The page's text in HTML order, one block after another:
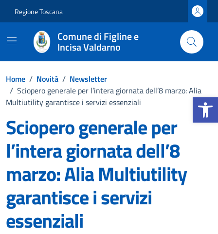
Apri la
Regione Toscana
Comune di Figline e
Incisa Valdarno
Home / Novità / Newsletter
/ Sciopero generale per l’intera giornata dell’8 marzo: Alia
Multiutility garantisce i servizi essenziali
Sciopero generale per
l’intera giornata dell’8
marzo: Alia Multiutility
garantisce i servizi
essenziali